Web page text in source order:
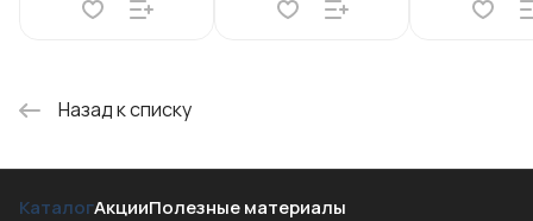
Назад к списку
КаталогАкцииПолезные материалы